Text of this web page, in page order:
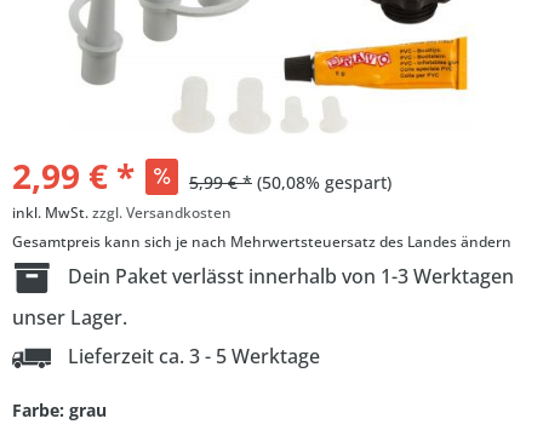
2,99 € * 5,99 € * (50,08% gespart)
inkl. MwSt.zzgl. Versandkosten
Gesamtpreis kann sich je nach Mehrwertsteuersatz des Landes ändern
Dein Paket verlässt innerhalb von 1-3 Werktagen
unser Lager.
Lieferzeit ca. 3 - 5 Werktage
Farbe: grau